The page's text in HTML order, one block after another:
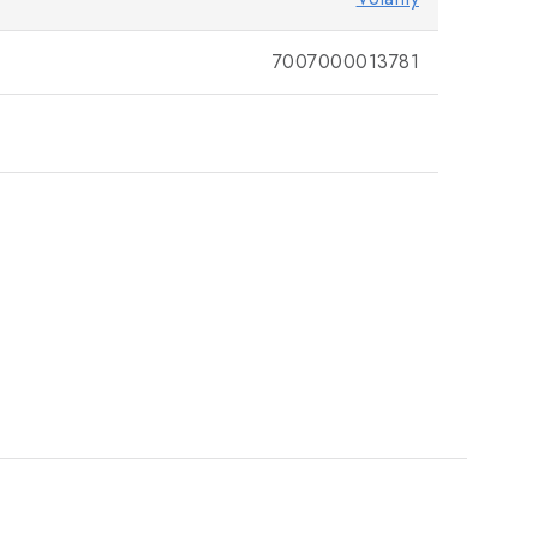
7007000013781